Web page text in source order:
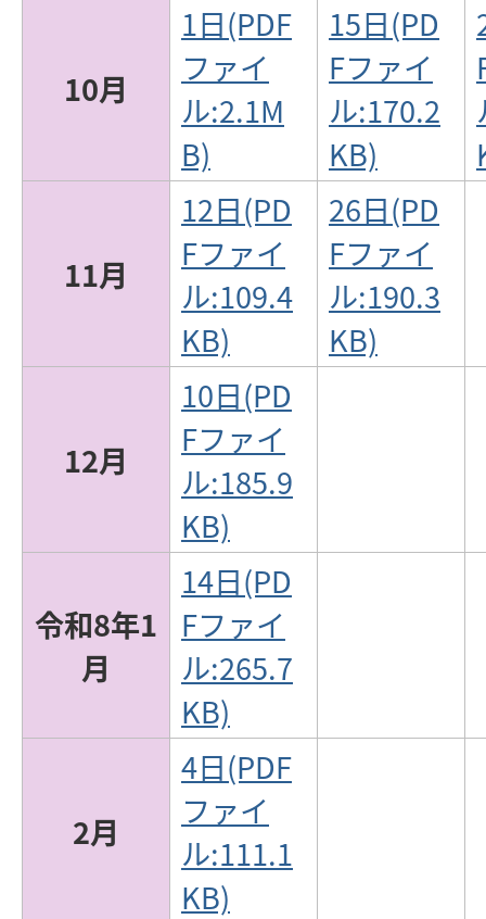
10月
1日(PDF
ファイ
ル:2.1M
B)
15日(PD
Fファイ
ル:170.2
KB)
11月
12日(PD
Fファイ
ル:109.4
KB)
26日(PD
Fファイ
ル:190.3
KB)
12月
10日(PD
Fファイ
ル:185.9
KB)
令和8年1
月
14日(PD
Fファイ
ル:265.7
KB)
2月
4日(PDF
ファイ
ル:111.1
KB)